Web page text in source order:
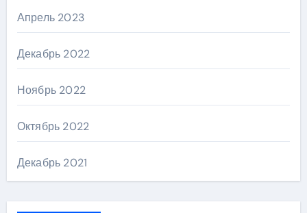
Апрель 2023
Декабрь 2022
Ноябрь 2022
Октябрь 2022
Декабрь 2021